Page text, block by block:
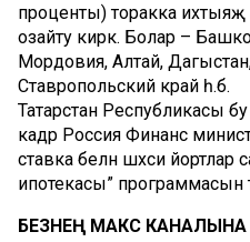
проценты) торакка ихтыяҗ
озайту кирәк. Болар –
Мордовия, Алтай,
Ставропольский край һ.б.
Татарстан Республикасы бу
кадәр Россия Финанс
ставка белән шәхси йортлар
ипотекасы” программасын
БЕЗНЕҢ МАКС КАНАЛЫНА